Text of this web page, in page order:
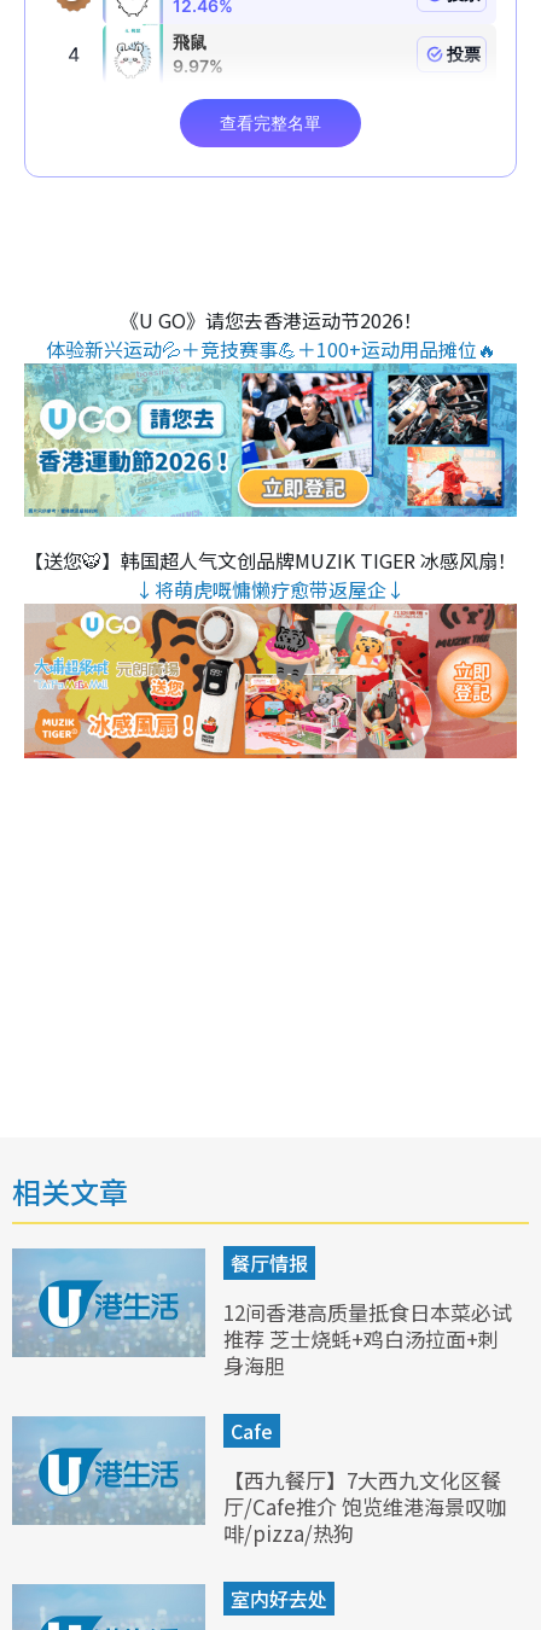
《U GO》请您去香港运动节2026！
体验新兴运动💦＋竞技赛事💪＋100+运动用品摊位🔥
【送您🐯】韩国超人气文创品牌MUZIK TIGER 冰感风扇！
↓将萌虎嘅慵懒疗愈带返屋企↓
相关文章
餐厅情报
12间香港高质量抵食日本菜必试
推荐 芝士烧蚝+鸡白汤拉面+刺
身海胆
Cafe
【西九餐厅】7大西九文化区餐
厅/Cafe推介 饱览维港海景叹咖
啡/pizza/热狗
室内好去处